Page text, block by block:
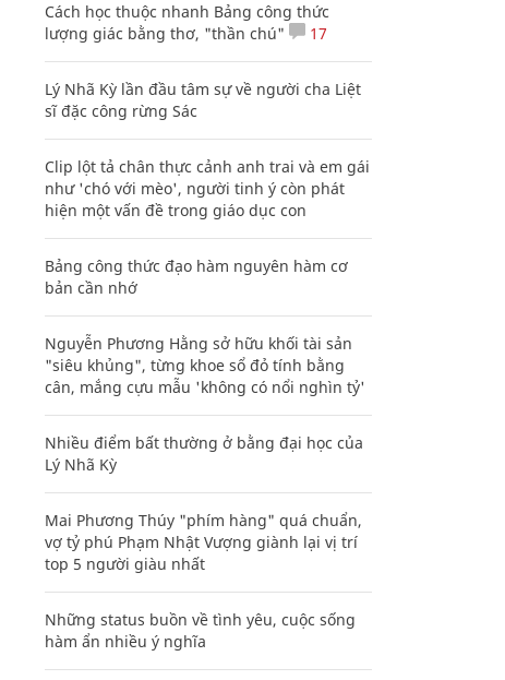
Cách học thuộc nhanh Bảng công thức
lượng giác bằng thơ, "thần chú"
17
Lý Nhã Kỳ lần đầu tâm sự về người cha Liệt
sĩ đặc công rừng Sác
Clip lột tả chân thực cảnh anh trai và em gái
như 'chó với mèo', người tinh ý còn phát
hiện một vấn đề trong giáo dục con
Bảng công thức đạo hàm nguyên hàm cơ
bản cần nhớ
Nguyễn Phương Hằng sở hữu khối tài sản
"siêu khủng", từng khoe sổ đỏ tính bằng
cân, mắng cựu mẫu 'không có nổi nghìn tỷ'
Nhiều điểm bất thường ở bằng đại học của
Lý Nhã Kỳ
Mai Phương Thúy "phím hàng" quá chuẩn,
vợ tỷ phú Phạm Nhật Vượng giành lại vị trí
top 5 người giàu nhất
Những status buồn về tình yêu, cuộc sống
hàm ẩn nhiều ý nghĩa